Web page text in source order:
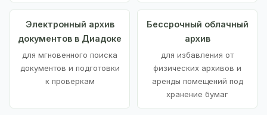
Электронный архив
документов в Диадоке
для мгновенного поиска
документов и подготовки
к проверкам
Бессрочный облачный
архив
для избавления от
физических архивов и
аренды помещений под
хранение бумаг